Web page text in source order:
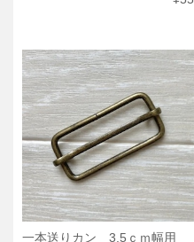
一本送りカン 3.5ｃｍ幅用